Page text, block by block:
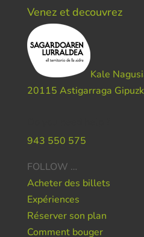
Venez et decouvrez
Kale
20115 Astigarraga
943 550 575
FOLLOW …
Acheter des billets
Expériences
Réserver son plan
Comment bouger